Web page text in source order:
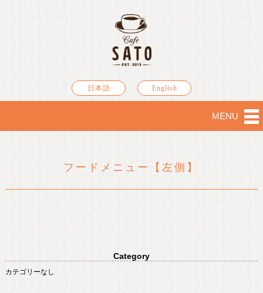
日本語 English
MENU
フードメニュー【左側】
Category
カテゴリーなし